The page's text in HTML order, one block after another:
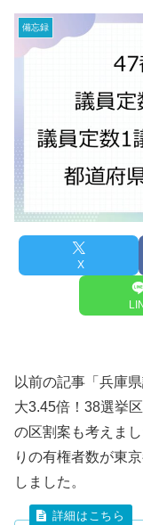
備忘録
X
以前の記事「兵庫
大3.45倍！38選挙
の区割案も考えま
りの有権者数が東
しました。